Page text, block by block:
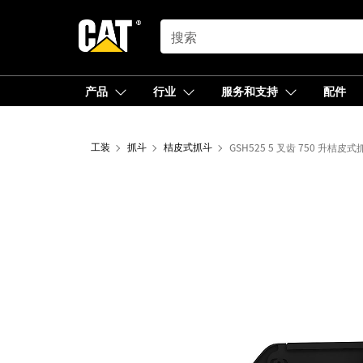
SEARCH
产品 行业 服务和支持 配件
工装 抓斗 桔皮式抓斗 GSH525 5 叉齿 750 升桔皮式